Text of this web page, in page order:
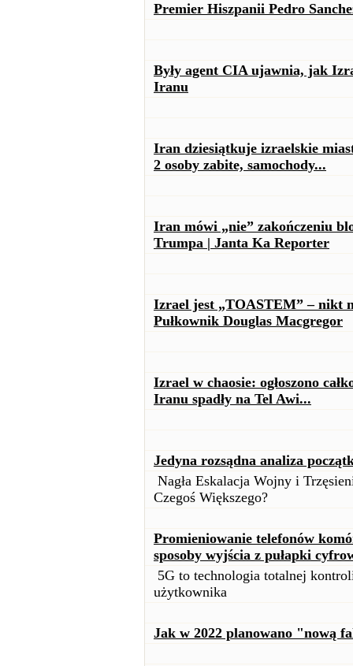
Premier Hiszpanii Pedro
Były agent CIA ujawnia, jak
Iranu
Iran dziesiątkuje izraelskie
2 osoby zabite, samochody...
Iran mówi „nie” zakończeniu
Trumpa | Janta Ka Reporter
Izrael jest „TOASTEM” – nikt
Pułkownik Douglas Macgregor
Izrael w chaosie: ogłoszono
Iranu spadły na Tel Awi...
Jedyna rozsądna analiza
Nagła Eskalacja Wojny i
Czegoś Większego?
Promieniowanie telefonów
sposoby wyjścia z pułapki
5G to technologia totalnej
użytkownika
Jak w 2022 planowano "nową